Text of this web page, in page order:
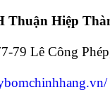
Thuận Hiệp
79 Lê Công